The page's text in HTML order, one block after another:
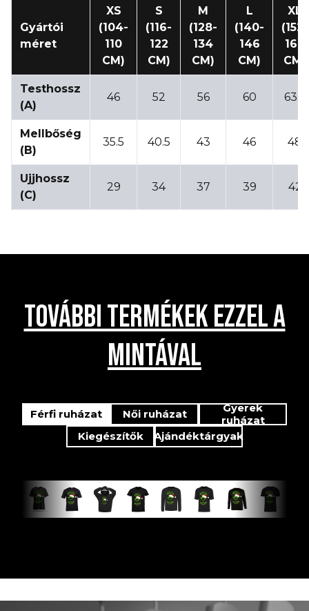
Gyártói
méret
XS
(104-
110
CM)
S
(116-
122
CM)
M
(128-
134
CM)
L
(140-
146
CM)
XL
(152-
164
CM)
Testhossz
(A)
46 52 56 60 63.5
Mellbőség
(B)
35.5 40.5 43 46 48
Ujjhossz
(C)
29 34 37 39 42
TOVÁBBI TERMÉKEK EZZEL A
MINTÁVAL
Férfi ruházat Női ruházat
Gyerek
ruházat
Kiegészítők
Ajándéktárgyak